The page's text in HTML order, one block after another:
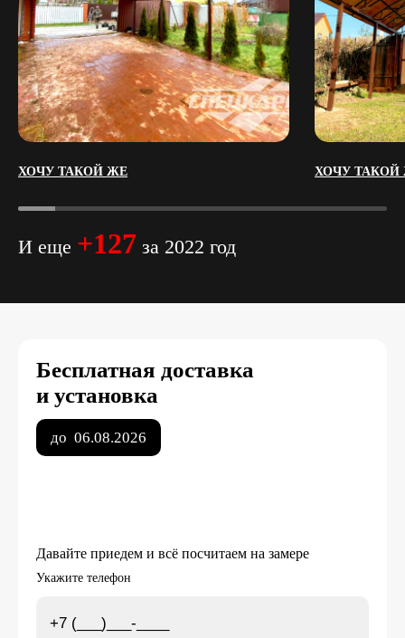
ХОЧУ ТАКОЙ ЖЕ ХОЧУ ТАКОЙ
И еще +127 за 2022 год
Бесплатная доставка
и установка
до 06.08.2026
Давайте приедем и всё посчитаем на замере
Укажите телефон